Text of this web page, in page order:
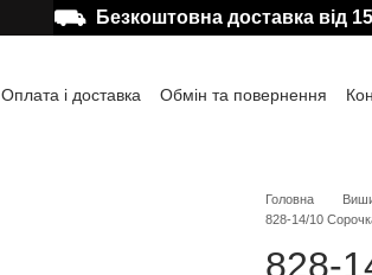
⛟ Безкоштовна доставка від
Оплата і доставка Обмін та повернення
Головна
828-14/10
828-